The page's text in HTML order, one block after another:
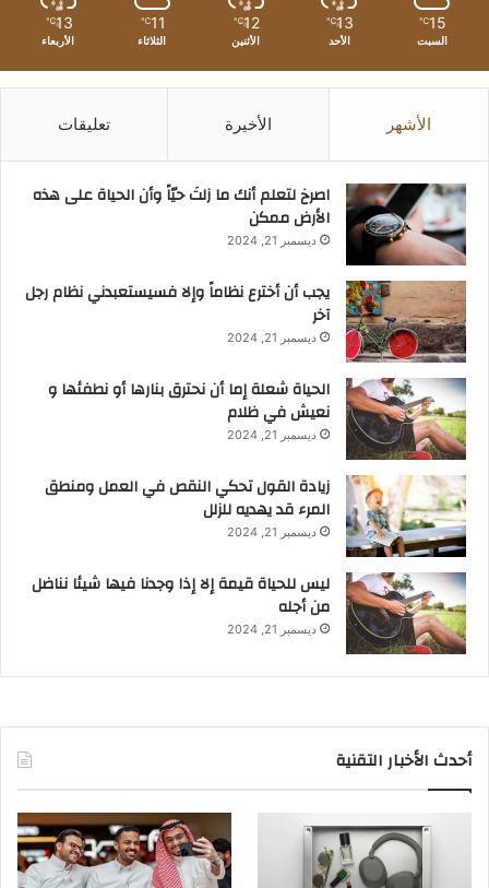
15
℃
السبت
13
℃
الأحد
12
℃
الأثنين
11
℃
الثلاثاء
13
℃
الأربعاء
الأشهر الأخيرة تعليقات
‫اصرخ لتعلم أنك ما زلتَ حيّاً وأن الحياة على هذه
الأرض ممكن
ديسمبر 21, 2024
يجب أن أخترع نظاماً وإلا فسيستعبدني نظام رجل
آخر
ديسمبر 21, 2024
الحياة شعلة إما أن نحترق بنارها أو نطفئها و
نعيش في ظلام
ديسمبر 21, 2024
زيادة القول تحكي النقص في العمل ومنطق
المرء قد يهديه للزلل
ديسمبر 21, 2024
ليس للحياة قيمة إلا إذا وجدنا فيها شيئا نناضل
من أجله
ديسمبر 21, 2024
أحدث الأخبار التقنية